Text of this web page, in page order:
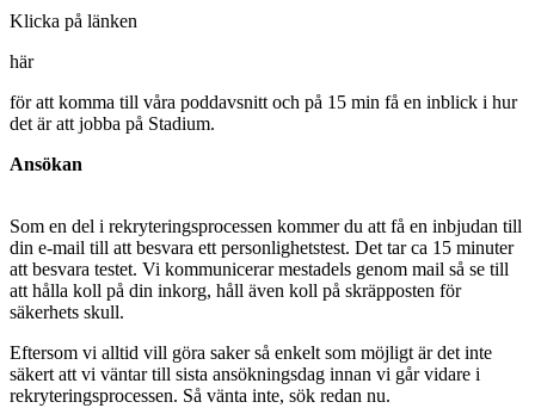
Klicka på länken
här
för att komma till våra poddavsnitt och på 15 min få en inblick i hur
det är att jobba på Stadium.
Ansökan
Som en del i rekryteringsprocessen kommer du att få en inbjudan till
din e-mail till att besvara ett personlighetstest. Det tar ca 15 minuter
att besvara testet. Vi kommunicerar mestadels genom mail så se till
att hålla koll på din inkorg, håll även koll på skräpposten för
säkerhets skull.
Eftersom vi alltid vill göra saker så enkelt som möjligt är det inte
säkert att vi väntar till sista ansökningsdag innan vi går vidare i
rekryteringsprocessen. Så vänta inte, sök redan nu.